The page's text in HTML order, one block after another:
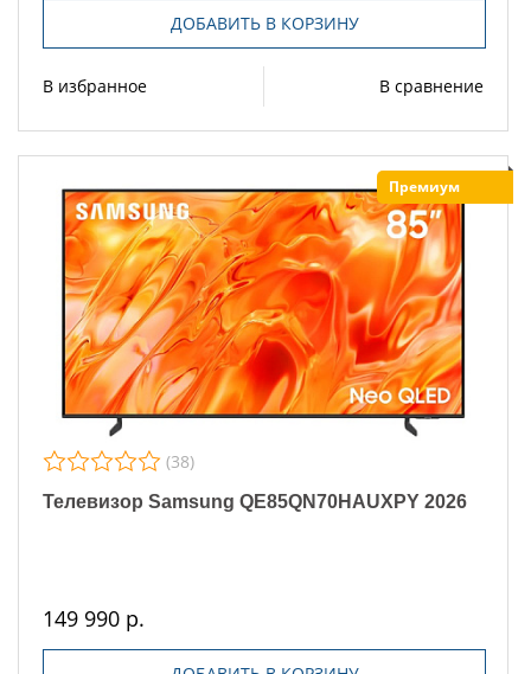
ДОБАВИТЬ В КОРЗИНУ
В избранное В сравнение
Премиум
(38)
Телевизор Samsung QE85QN70HAUXPY 2026
149 990 р.